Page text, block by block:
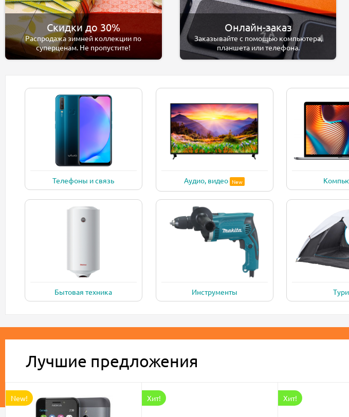
Скидки до 30%
Распродажа зимней коллекции по
суперценам. Не пропустите!
Онлайн-заказ
Заказывайте с помощью компьютера,
планшета или телефона.
Телефоны и связь Аудио, видео New
Бытовая техника Инструменты
Лучшие предложения
New! Хит! Хит!